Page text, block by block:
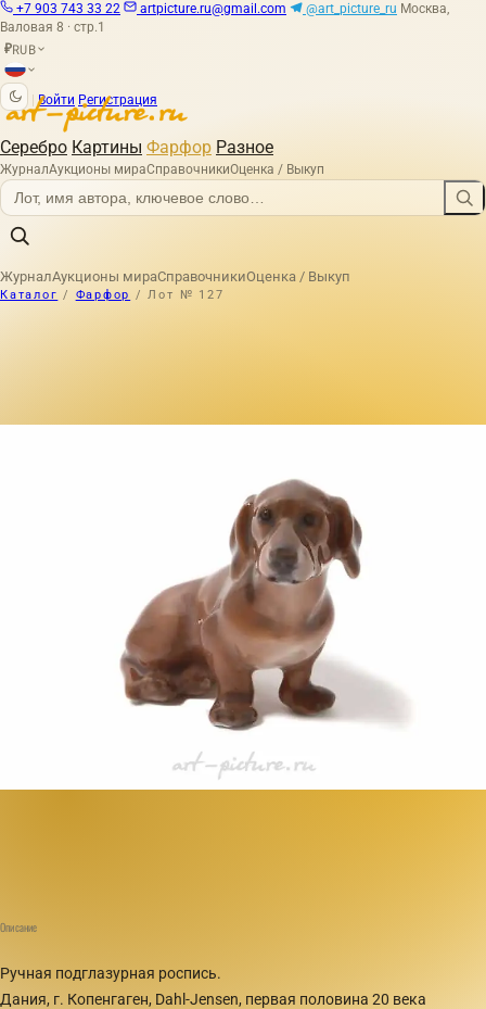
+7 903 743 33 22 artpicture.ru@gmail.com @art_picture_ru Москва,
Валовая 8 · стр.1
₽RUB
Войти Регистрация
Серебро Картины Фарфор Разное
ЖурналАукционы мираСправочникиОценка / Выкуп
ЖурналАукционы мираСправочникиОценка / Выкуп
Каталог / Фарфор / Лот № 127
Описание
Ручная подглазурная роспись.
Дания, г. Копенгаген, Dahl-Jensen, первая половина 20 века